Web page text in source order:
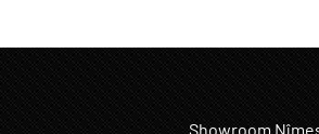
Showroom